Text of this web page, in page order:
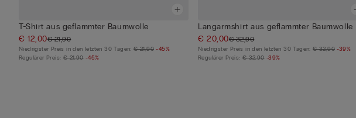
T-Shirt aus geflammter Baumwolle
€ 12,00€ 21,90
Niedrigster Preis in den letzten 30 Tagen:€ 21,90 -45%
Regulärer Preis: € 21,90 -45%
Langarmshirt aus geflammter Baumwolle
€ 20,00€ 32,90
Niedrigster Preis in den letzten 30 Tagen:€ 32,90 -39%
Regulärer Preis: € 32,90 -39%